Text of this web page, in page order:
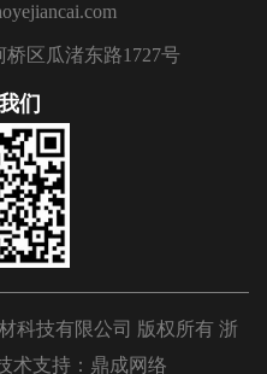
区瓜渚东路1727号
们
科技有限公司 版权所有 浙
术支持： 鼎成网络